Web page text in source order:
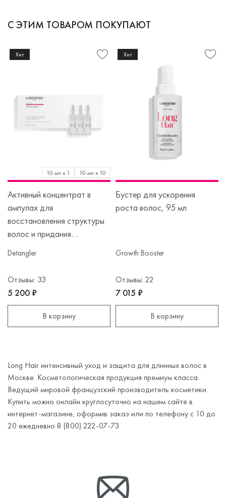
С ЭТИМ ТОВАРОМ ПОКУПАЮТ
Хит
10 мл х 1 10 мл х 10
Активный концентрат в
ампулах для
восстановления структуры
волос и придания
бриллиантового блеска, 10
ампул
Detangler
Отзывы: 33
5 200 ₽
В корзину
Хит
Бустер для ускорения
роста волос, 95 мл
Growth Booster
Отзывы: 22
7 015 ₽
В корзину
Long Hair интенсивный уход и защита для длинных волос в
Москве. Косметологическая продукция премиум класса.
Ведущий мировой французский производитель косметики.
Купить можно онлайн круглосуточно на нашем сайте в
интернет-магазине, оформив заказ или по телефону с 10 до
20 ежедневно 8 (800) 222-07-73